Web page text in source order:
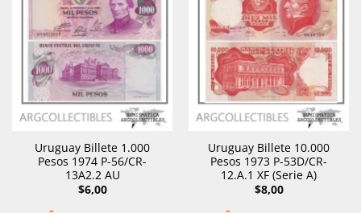
Uruguay Billete 1.000
Pesos 1974 P-56/CR-
13A2.2 AU
$6,00
Uruguay Billete 10.000
Pesos 1973 P-53D/CR-
12.A.1 XF (Serie A)
$8,00